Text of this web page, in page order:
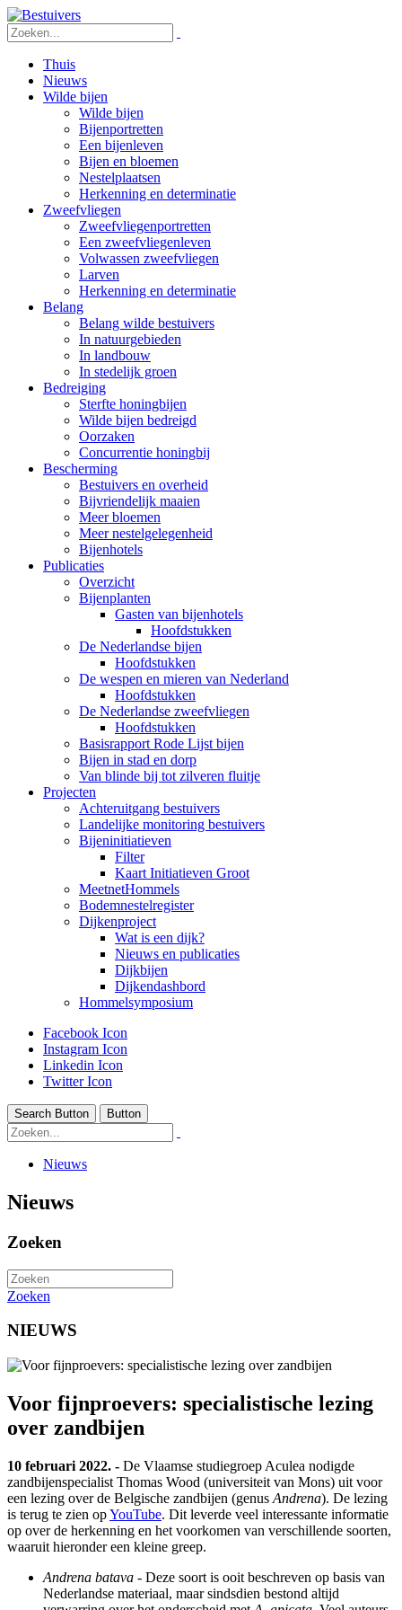
Thuis
Nieuws
Wilde bijen
Wilde bijen
Bijenportretten
Een bijenleven
Bijen en bloemen
Nestelplaatsen
Herkenning en determinatie
Zweefvliegen
Zweefvliegenportretten
Een zweefvliegenleven
Volwassen zweefvliegen
Larven
Herkenning en determinatie
Belang
Belang wilde bestuivers
In natuurgebieden
In landbouw
In stedelijk groen
Bedreiging
Sterfte honingbijen
Wilde bijen bedreigd
Oorzaken
Concurrentie honingbij
Bescherming
Bestuivers en overheid
Bijvriendelijk maaien
Meer bloemen
Meer nestelgelegenheid
Bijenhotels
Publicaties
Overzicht
Bijenplanten
Gasten van bijenhotels
Hoofdstukken
De Nederlandse bijen
Hoofdstukken
De wespen en mieren van Nederland
Hoofdstukken
De Nederlandse zweefvliegen
Hoofdstukken
Basisrapport Rode Lijst bijen
Bijen in stad en dorp
Van blinde bij tot zilveren fluitje
Projecten
Achteruitgang bestuivers
Landelijke monitoring bestuivers
Bijeninitiatieven
Filter
Kaart Initiatieven Groot
MeetnetHommels
Bodemnestelregister
Dijkenproject
Wat is een dijk?
Nieuws en publicaties
Dijkbijen
Dijkendashbord
Hommelsymposium
Facebook Icon
Instagram Icon
Linkedin Icon
Twitter Icon
Search Button Button
Nieuws
Nieuws
Zoeken
Zoeken
NIEUWS
Voor fijnproevers: specialistische lezing
over zandbijen
10 februari 2022. - De Vlaamse studiegroep Aculea nodigde
zandbijenspecialist Thomas Wood (universiteit van Mons) uit voor
een lezing over de Belgische zandbijen (genus Andrena). De lezing
is terug te zien opYouTube. Dit leverde veel interessante informatie
op over de herkenning en het voorkomen van verschillende soorten,
waaruit hieronder een kleine greep.
Andrena batava - Deze soort is ooit beschreven op basis van
Nederlandse materiaal, maar sindsdien bestond altijd